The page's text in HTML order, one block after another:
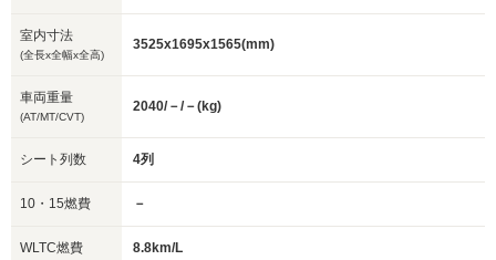
室内寸法
(全長x全幅x全高)
3525x1695x1565(mm)
車両重量
(AT/MT/CVT)
2040/－/－(kg)
シート列数 4列
10・15燃費 －
WLTC燃費
8.8km/L